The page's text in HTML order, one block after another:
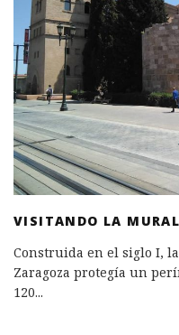
VISITANDO LA
Construida en el siglo I,
Zaragoza protegía un
120...